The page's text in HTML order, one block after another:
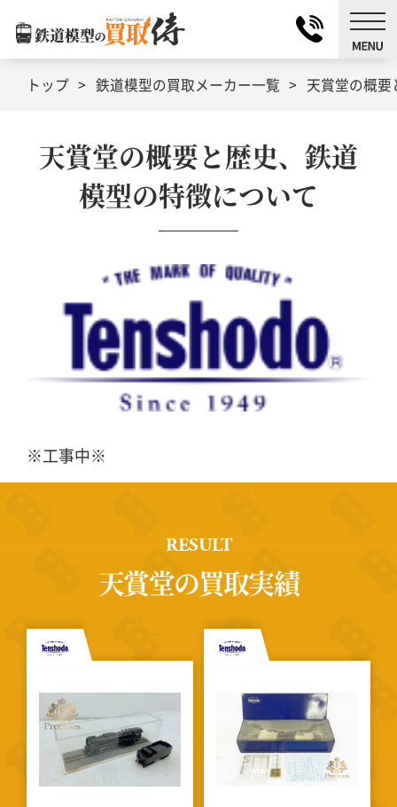
トップ 鉄道模型の買取メーカー一覧 天賞堂の概
天賞堂の概要と歴史、鉄道
模型の特徴について
※工事中※
RESULT
天賞堂の買取実績